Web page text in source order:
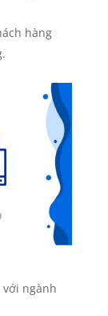
hàng
với ngành